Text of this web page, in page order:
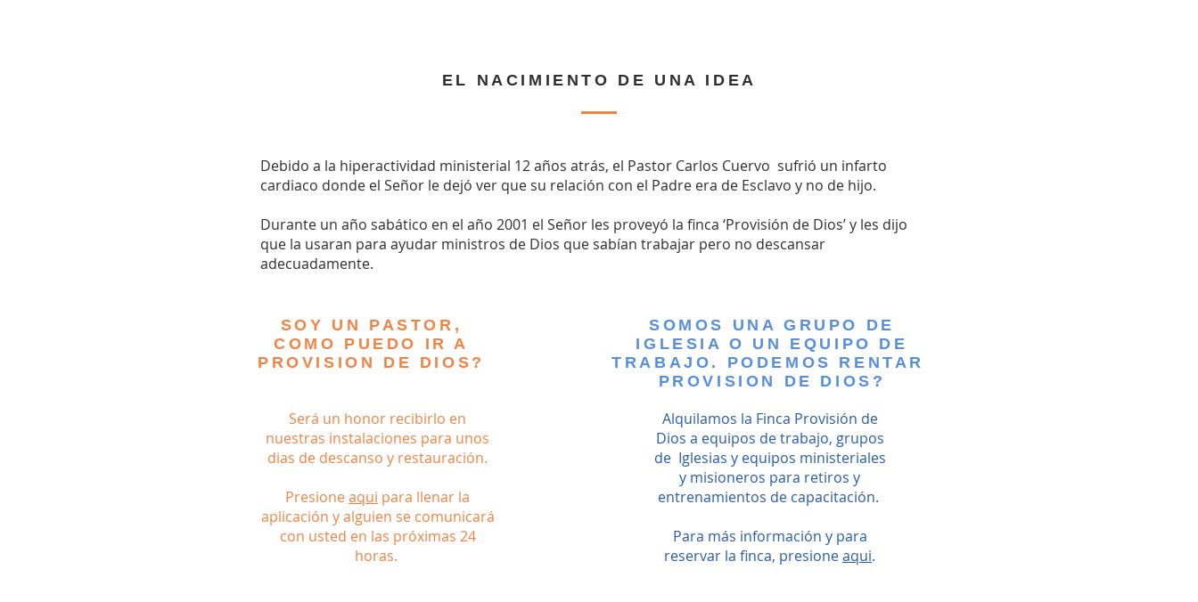
EL NACIMIENTO DE UNA IDEA
Debido a la hiperactividad ministerial 12 años atrás, el Pastor Carlos Cuervo sufrió un infarto
cardiaco donde el Señor le dejó ver que su relación con el Padre era de Esclavo y no de hijo.
Durante un año sabático en el año 2001 el Señor les proveyó la finca ‘Provisión de Dios’ y les dijo
que la usaran para ayudar ministros de Dios que sabían trabajar pero no descansar
adecuadamente.
SOY UN PASTOR,
COMO PUEDO IR A
PROVISION DE DIOS?
Será un honor recibirlo en
nuestras instalaciones para unos
dias de descanso y restauración.
Presioneaqui para llenar la
aplicación y alguien se comunicará
con usted en las próximas 24
horas.
SOMOS UNA GRUPO DE
IGLESIA O UN EQUIPO DE
TRABAJO. PODEMOS RENTAR
PROVISION DE DIOS?
Alquilamos la Finca Provisión de
Dios a equipos de trabajo, grupos
de Iglesias y equipos ministeriales
y misioneros para retiros y
entrenamientos de capacitación.
Para más información y para
reservar la finca, presioneaqui.